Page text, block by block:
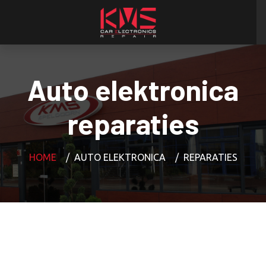
Auto elektronica
reparaties
HOME AUTO ELEKTRONICA REPARATIES